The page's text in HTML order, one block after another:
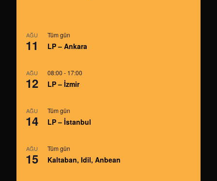
AĞU
11
Tüm gün
LP – Ankara
AĞU
12
08:00 - 17:00
LP – İzmir
AĞU
14
Tüm gün
LP – İstanbul
AĞU
15
Tüm gün
Kaltaban, Idil, Anbean